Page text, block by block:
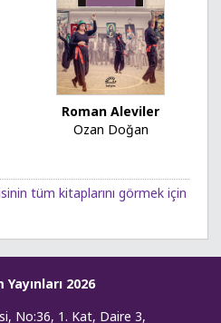
Roman Aleviler
Ozan Doğan
tüm kitaplarını görmek için
2026
No:36, 1. Kat, Daire 3,